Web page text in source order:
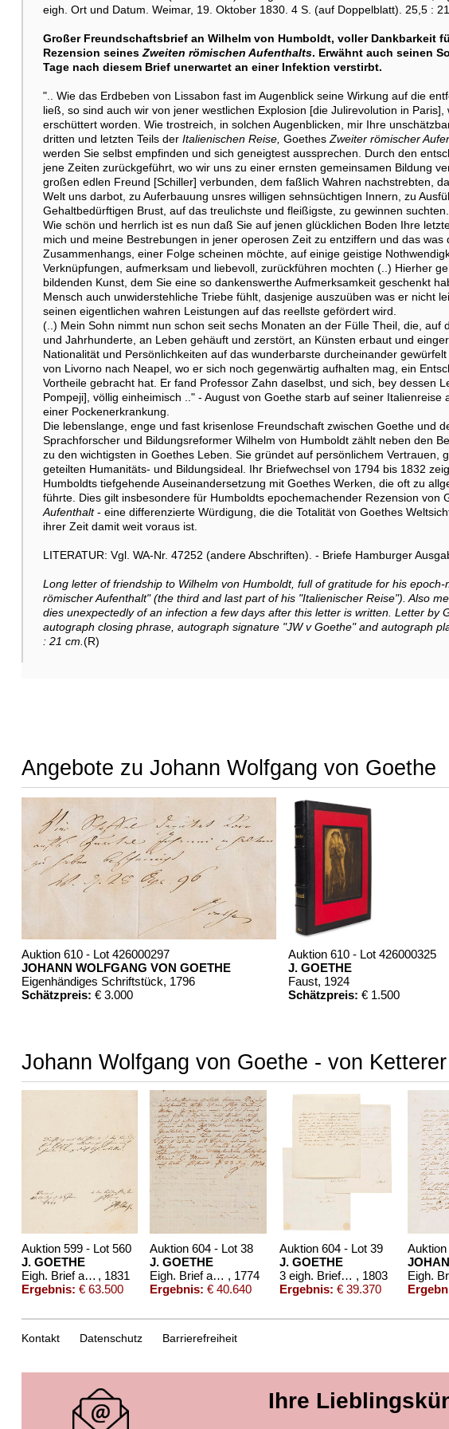
eigh. Ort und Datum. Weimar, 19. Oktober 1830. 4 S. (auf Doppelblatt). 25,5 : 21
Großer Freundschaftsbrief an Wilhelm von Humboldt, voller Dankbarkeit
Rezension seines Zweiten römischen Aufenthalts. Erwähnt auch seinen
Tage nach diesem Brief unerwartet an einer Infektion verstirbt.
".. Wie das Erdbeben von Lissabon fast im Augenblick seine Wirkung auf die
ließ, so sind auch wir von jener westlichen Explosion [die Julirevolution in
erschüttert worden. Wie trostreich, in solchen Augenblicken, mir Ihre
dritten und letzten Teils der Italienischen Reise, Goethes Zweiter römischer
werden Sie selbst empfinden und sich geneigtest aussprechen. Durch den
jene Zeiten zurückgeführt, wo wir uns zu einer ernsten gemeinsamen Bildung
großen edlen Freund [Schiller] verbunden, dem faßlich Wahren nachstrebten,
Welt uns darbot, zu Auferbauung unsres willigen sehnsüchtigen Innern, zu
Gehaltbedürftigen Brust, auf das treulichste und fleißigste, zu gewinnen suchten.
Wie schön und herrlich ist es nun daß Sie auf jenen glücklichen Boden Ihre
mich und meine Bestrebungen in jener operosen Zeit zu entziffern und das
Zusammenhangs, einer Folge scheinen möchte, auf einige geistige
Verknüpfungen, aufmerksam und liebevoll, zurückführen mochten (..) Hierher
bildenden Kunst, dem Sie eine so dankenswerthe Aufmerksamkeit geschenkt
Mensch auch unwiderstehliche Triebe fühlt, dasjenige auszuüben was er nicht
seinen eigentlichen wahren Leistungen auf das reellste gefördert wird.
(..) Mein Sohn nimmt nun schon seit sechs Monaten an der Fülle Theil, die, auf
und Jahrhunderte, an Leben gehäuft und zerstört, an Künsten erbaut und
Nationalität und Persönlichkeiten auf das wunderbarste durcheinander
von Livorno nach Neapel, wo er sich noch gegenwärtig aufhalten mag, ein
Vortheile gebracht hat. Er fand Professor Zahn daselbst, und sich, bey dessen
Pompeji], völlig einheimisch .." - August von Goethe starb auf seiner
einer Pockenerkrankung.
Die lebenslange, enge und fast krisenlose Freundschaft zwischen Goethe und
Sprachforscher und Bildungsreformer Wilhelm von Humboldt zählt neben den
zu den wichtigsten in Goethes Leben. Sie gründet auf persönlichem Vertrauen,
geteilten Humanitäts- und Bildungsideal. Ihr Briefwechsel von 1794 bis 1832
Humboldts tiefgehende Auseinandersetzung mit Goethes Werken, die oft zu
führte. Dies gilt insbesondere für Humboldts epochemachender Rezension von
Aufenthalt- eine differenzierte Würdigung, die die Totalität von Goethes
ihrer Zeit damit weit voraus ist.
LITERATUR: Vgl. WA-Nr. 47252 (andere Abschriften). - Briefe Hamburger
Long letter of friendship to Wilhelm von Humboldt, full of gratitude for his
römischer Aufenthalt" (the third and last part of his "Italienischer Reise"). Also
dies unexpectedly of an infection a few days after this letter is written. Letter by
autograph closing phrase, autograph signature "JW v Goethe" and autograph
: 21 cm. (R)
Angebote zu Johann Wolfgang von Goethe
Auktion 610 - Lot 426000297
JOHANN WOLFGANG VON GOETHE
Eigenhändiges Schriftstück, 1796
Schätzpreis: € 3.000
Auktion 610 - Lot 426000325
J. GOETHE
Faust, 1924
Schätzpreis: € 1.500
Johann Wolfgang von Goethe - von
Auktion 599 - Lot 560
J. GOETHE
Eigh. Brief an A. von Humboldt. 1/2 S. , 1831
Ergebnis: € 63.500
Auktion 604 - Lot 38
J. GOETHE
Eigh. Brief an Boie, 1774 , 1774
Ergebnis: € 40.640
Auktion 604 - Lot 39
J. GOETHE
3 eigh. Briefe m. U. an Germaine de Stael , 1803
Ergebnis: € 39.370
Auktion
Kontakt Datenschutz Barrierefreiheit
Ihre